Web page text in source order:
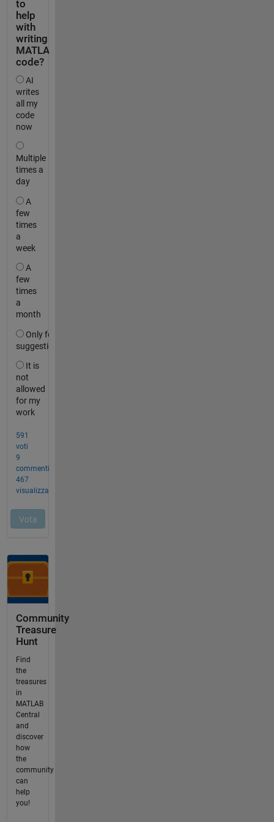
Community
Treasure
Hunt
Find
the
treasures
in
MATLAB
Central
and
discover
how
the
community
can
help
you!